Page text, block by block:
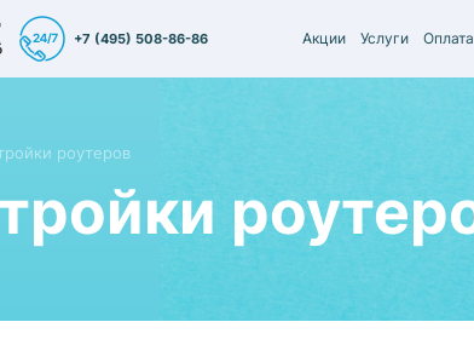
+7 (495) 508-86-86 Акции Услуги Оплата
роутеров